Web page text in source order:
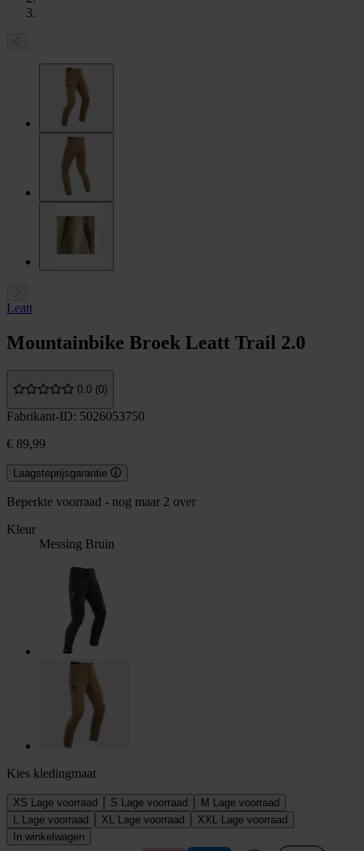
Leatt
Mountainbike Broek Leatt Trail 2.0
0.0 (0)
Fabrikant-ID: 5026053750
€ 89,99
Laagsteprijsgarantie
Beperkte voorraad - nog maar 2 over
Kleur
Messing Bruin
Kies kledingmaat
XS Lage voorraad S Lage voorraad M Lage voorraad
L
Lage voorraad XL Lage voorraad XXL
Lage voorraad
In winkelwagen